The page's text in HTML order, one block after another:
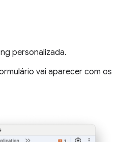
personalizada.
vai aparecer com os